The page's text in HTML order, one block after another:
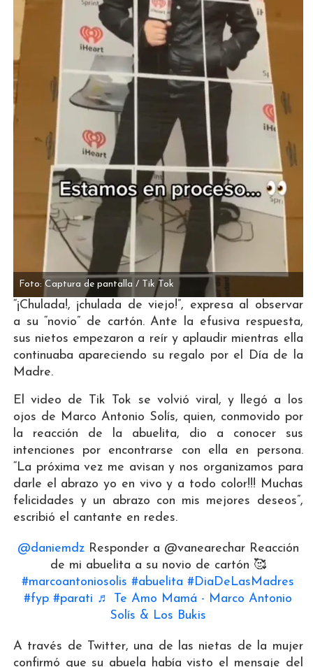
Foto: Captura de pantalla / Tik Tok
“¡Chulada!, ¡chulada de viejo!”, expresa al observar
a su “novio” de cartón. Ante la efusiva respuesta,
sus nietos empezaron a reír y aplaudir mientras ella
continuaba apareciendo su regalo por el Día de la
Madre.
El video de Tik Tok se volvió viral, y llegó a los
ojos de Marco Antonio Solís, quien, conmovido por
la reacción de la abuelita, dio a conocer sus
intenciones por encontrarse con ella en persona.
“La próxima vez me avisan y nos organizamos para
darle el abrazo yo en vivo y a todo color!!! Muchas
felicidades y un abrazo con mis mejores deseos”,
escribió el cantante en redes.
@daniemdzResponder a @vanearechar Reacción
de mi abuelita a su novio de cartón 🥰
#marcoantoniosolis #abuelita #DiaDeLasMadres
#fyp #parati ♬ Te Amo Mamá - Marco Antonio
Solís & Los Bukis
A través de Twitter, una de las nietas de la mujer
confirmó que su abuela había visto el mensaje del